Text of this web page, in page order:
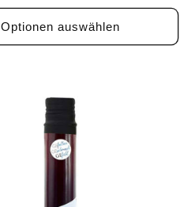
Optionen auswählen